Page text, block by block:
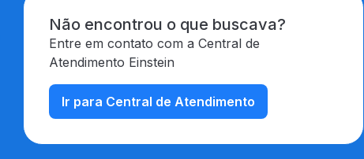
Não encontrou o que buscava?
Entre em contato com a Central de
Atendimento Einstein
Ir para Central de Atendimento